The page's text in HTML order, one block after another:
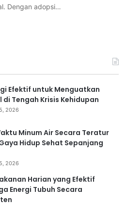
Dengan adopsi…
Efektif untuk Menguatkan
di Tengah Krisis Kehidupan
2026
Minum Air Secara Teratur
Hidup Sehat Sepanjang
2026
Harian yang Efektif
Energi Tubuh Secara